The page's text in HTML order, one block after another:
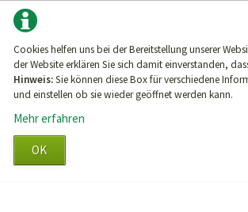
Cookies helfen uns bei der Bereitstellung unserer
der Website erklären Sie sich damit einverstanden,
Hinweis:Sie können diese Box für verschiedene
und einstellen ob sie wieder geöffnet werden kann.
Mehr erfahren
OK